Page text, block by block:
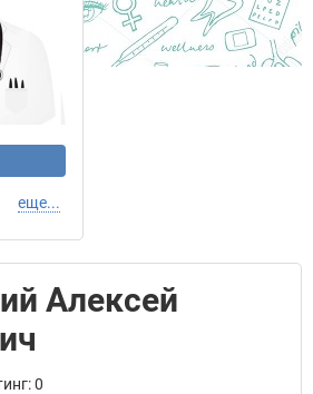
еще...
Алексей
0